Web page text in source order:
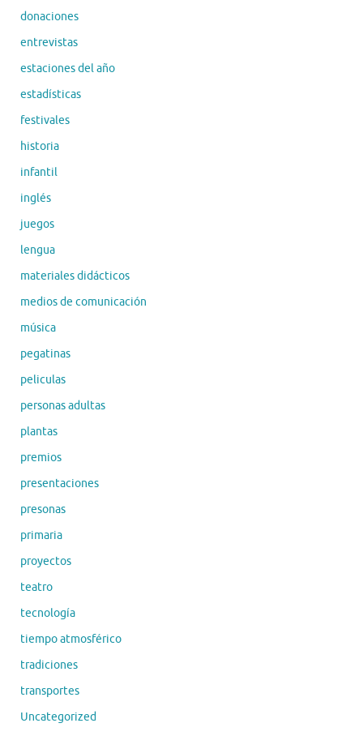
donaciones
entrevistas
estaciones del año
estadísticas
festivales
historia
infantil
inglés
juegos
lengua
materiales didácticos
medios de comunicación
música
pegatinas
peliculas
personas adultas
plantas
premios
presentaciones
presonas
primaria
proyectos
teatro
tecnología
tiempo atmosférico
tradiciones
transportes
Uncategorized